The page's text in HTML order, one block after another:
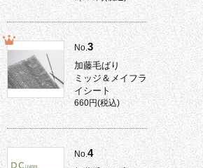
No.3
加藤毛ばり
ミッジ＆メイフラ
イシート
660円(税込)
No.4